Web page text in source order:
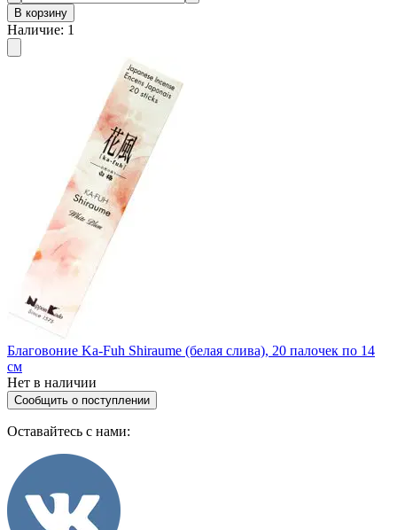
В корзину
Наличие: 1
Благовоние Ka-Fuh Shiraume (белая слива), 20 палочек по 14
см
Нет в наличии
Сообщить о поступлении
Оставайтесь с нами: